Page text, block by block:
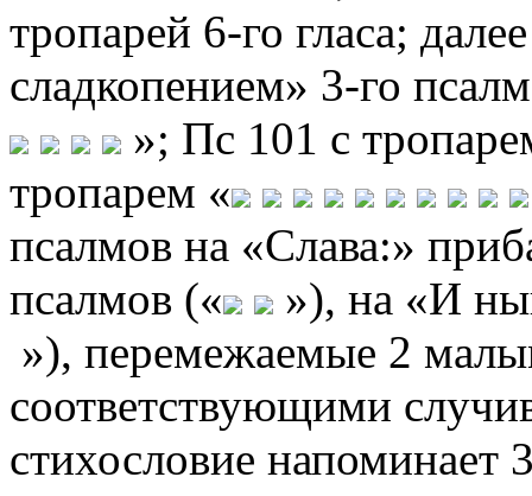
тропарей 6-го гласа;
сладкопением» 3-го
»; Пс 101 с
тропарем «
псалмов на «Слава:»
псалмов («
»), на «И
»), перемежаемые 2
соответствующими
стихословие напоминает